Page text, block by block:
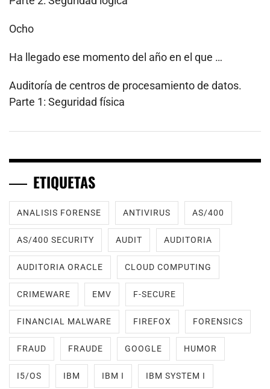
Ocho
Ha llegado ese momento del año en el que …
Auditoría de centros de procesamiento de datos.
Parte 1: Seguridad física
ETIQUETAS
ANALISIS FORENSE ANTIVIRUS AS/400
AS/400 SECURITY AUDIT AUDITORIA
AUDITORIA ORACLE CLOUD COMPUTING
CRIMEWARE EMV F-SECURE
FINANCIAL MALWARE FIREFOX FORENSICS
FRAUD FRAUDE GOOGLE HUMOR
I5/OS IBM IBM I IBM SYSTEM I